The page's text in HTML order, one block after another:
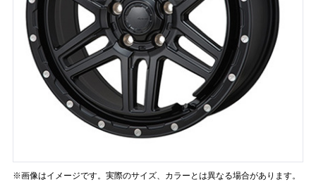
※画像はイメージです。実際のサイズ、カラーとは異なる場合があります。